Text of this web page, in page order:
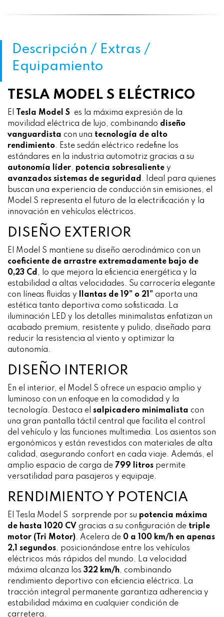
Descripción / Extras /
Equipamiento
TESLA MODEL S ELÉCTRICO
El Tesla Model S es la máxima expresión de la
movilidad eléctrica de lujo, combinando diseño
vanguardista con una tecnología de alto
rendimiento. Este sedán eléctrico redefine los
estándares en la industria automotriz gracias a su
autonomía líder, potencia sobresaliente y
avanzados sistemas de seguridad . Ideal para quienes
buscan una experiencia de conducción sin emisiones, el
Model S representa el futuro de la electrificación y la
innovación en vehículos eléctricos.
DISEÑO EXTERIOR
El Model S mantiene su diseño aerodinámico con un
coeficiente de arrastre extremadamente bajo de
0,23 Cd , lo que mejora la eficiencia energética y la
estabilidad a altas velocidades. Su carrocería elegante
con líneas fluidas y
llantas de 19” o 21” aporta una
estética tanto deportiva como sofisticada. La
iluminación LED y los detalles minimalistas enfatizan un
acabado premium, resistente y pulido, diseñado para
reducir la resistencia al viento y optimizar la
autonomía.
DISEÑO INTERIOR
En el interior, el Model S ofrece un espacio amplio y
luminoso con un enfoque en la comodidad y la
tecnología. Destaca el salpicadero minimalista con
una gran pantalla táctil central que facilita el control
del vehículo y las funciones multimedia. Los asientos son
ergonómicos y están revestidos con materiales de alta
calidad, asegurando confort en cada viaje. Además, el
amplio espacio de carga de 799 litros permite
versatilidad para pasajeros y equipaje.
RENDIMIENTO Y POTENCIA
El Tesla Model S sorprende por su potencia máxima
de hasta 1020 CV gracias a su configuración de triple
motor (Tri Motor). Acelera de 0 a 100 km/h en apenas
2,1 segundos, posicionándose entre los vehículos
eléctricos más rápidos del mundo. La velocidad
máxima alcanza los 322 km/h, combinando
rendimiento deportivo con eficiencia eléctrica. La
tracción integral permanente garantiza adherencia y
estabilidad máxima en cualquier condición de
carretera.